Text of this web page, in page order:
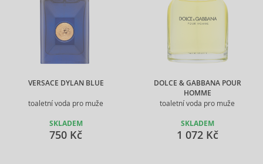
VERSACE DYLAN BLUE
toaletní voda pro muže
SKLADEM
750 Kč
DOLCE & GABBANA POUR
HOMME
toaletní voda pro muže
SKLADEM
1 072 Kč